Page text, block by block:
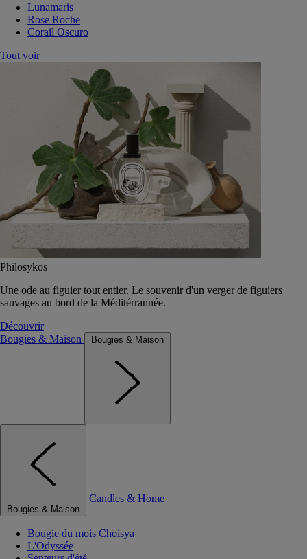
Lunamaris
Rose Roche
Corail Oscuro
Tout voir
Philosykos
Une ode au figuier tout entier. Le souvenir d'un verger de figuiers
sauvages au bord de la Méditérrannée.
Découvrir
Bougies & Maison
Bougies & Maison
Bougies & Maison
Candles & Home
Bougie du mois Choisya
L'Odyssée